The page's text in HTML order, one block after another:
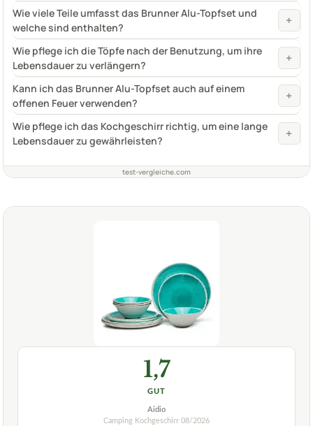
Wie viele Teile umfasst das Brunner Alu-Topfset und
welche sind enthalten?
+
Wie pflege ich die Töpfe nach der Benutzung, um ihre
Lebensdauer zu verlängern?
+
Kann ich das Brunner Alu-Topfset auch auf einem
offenen Feuer verwenden?
+
Wie pflege ich das Kochgeschirr richtig, um eine lange
Lebensdauer zu gewährleisten?
+
test-vergleiche.com
1,7
GUT
Aidio
Camping Kochgeschirr 08/2026